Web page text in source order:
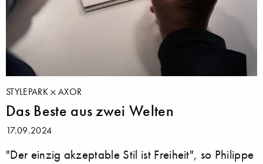
STYLEPARK AXOR
Das Beste aus zwei Welten
17.09.2024
"Der einzig akzeptable Stil ist Freiheit", so Philippe